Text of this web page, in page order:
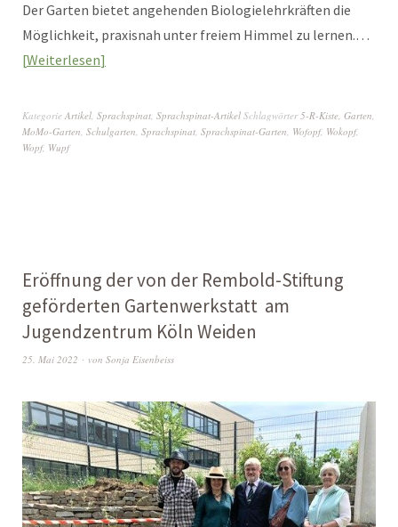
Der Garten bietet angehenden Biologielehrkräften die
Möglichkeit, praxisnah unter freiem Himmel zu lernen.…
Weiterlesen
Kategorie Artikel, Sprachspinat, Sprachspinat-Artikel Schlagwörter5-R-Kiste, Garten,
MoMo-Garten, Schulgarten, Sprachspinat, Sprachspinat-Garten, Wofopf, Wokopf,
Wopf, Wupf
Eröffnung der von der Rembold-Stiftung
geförderten Gartenwerkstatt am
Jugendzentrum Köln Weiden
25. Mai 2022 von Sonja Eisenbeiss